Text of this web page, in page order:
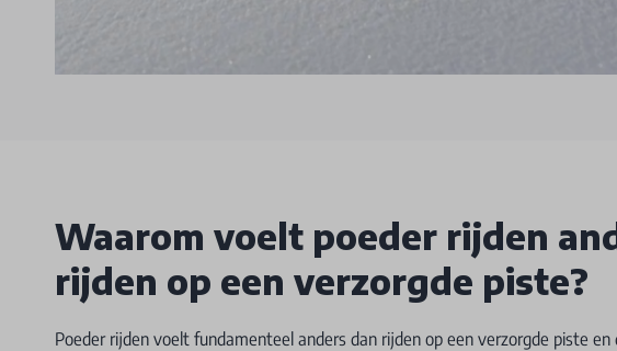
Waarom voelt poeder rijden
rijden op een verzorgde piste?
Poeder rijden voelt fundamenteel anders dan rijden op een verzorgde piste